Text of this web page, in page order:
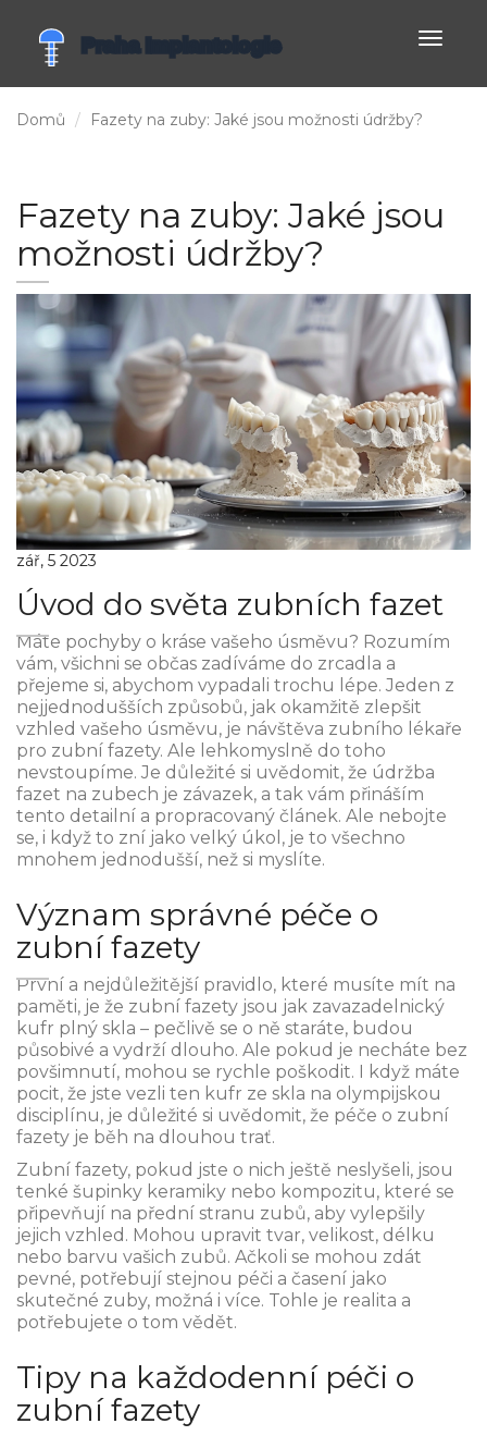
Domů Fazety na zuby: Jaké jsou možnosti údržby?
Fazety na zuby: Jaké jsou
možnosti údržby?
zář, 5 2023
Úvod do světa zubních fazet
Máte pochyby o kráse vašeho úsměvu? Rozumím
vám, všichni se občas zadíváme do zrcadla a
přejeme si, abychom vypadali trochu lépe. Jeden z
nejjednodušších způsobů, jak okamžitě zlepšit
vzhled vašeho úsměvu, je návštěva zubního lékaře
pro zubní fazety. Ale lehkomyslně do toho
nevstoupíme. Je důležité si uvědomit, že údržba
fazet na zubech je závazek, a tak vám přináším
tento detailní a propracovaný článek. Ale nebojte
se, i když to zní jako velký úkol, je to všechno
mnohem jednodušší, než si myslíte.
Význam správné péče o
zubní fazety
První a nejdůležitější pravidlo, které musíte mít na
paměti, je že zubní fazety jsou jak zavazadelnický
kufr plný skla – pečlivě se o ně staráte, budou
působivé a vydrží dlouho. Ale pokud je necháte bez
povšimnutí, mohou se rychle poškodit. I když máte
pocit, že jste vezli ten kufr ze skla na olympijskou
disciplínu, je důležité si uvědomit, že péče o zubní
fazety je běh na dlouhou trať.
Zubní fazety, pokud jste o nich ještě neslyšeli, jsou
tenké šupinky keramiky nebo kompozitu, které se
připevňují na přední stranu zubů, aby vylepšily
jejich vzhled. Mohou upravit tvar, velikost, délku
nebo barvu vašich zubů. Ačkoli se mohou zdát
pevné, potřebují stejnou péči a časení jako
skutečné zuby, možná i více. Tohle je realita a
potřebujete o tom vědět.
Tipy na každodenní péči o
zubní fazety